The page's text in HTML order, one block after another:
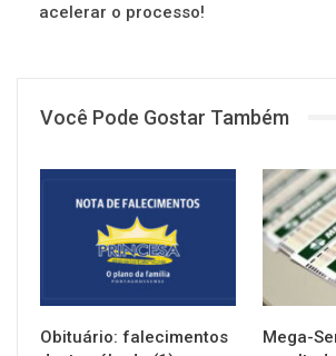
acelerar o processo!
Você Pode Gostar Também
Obituário: falecimentos
NOTÍCIAS
Mega-